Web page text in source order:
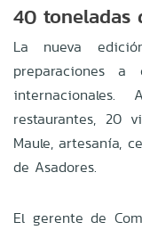
40 toneladas
La nueva
preparaciones
internacionales.
restaurantes, 20
Maule, artesanía,
de Asadores.
El gerente de